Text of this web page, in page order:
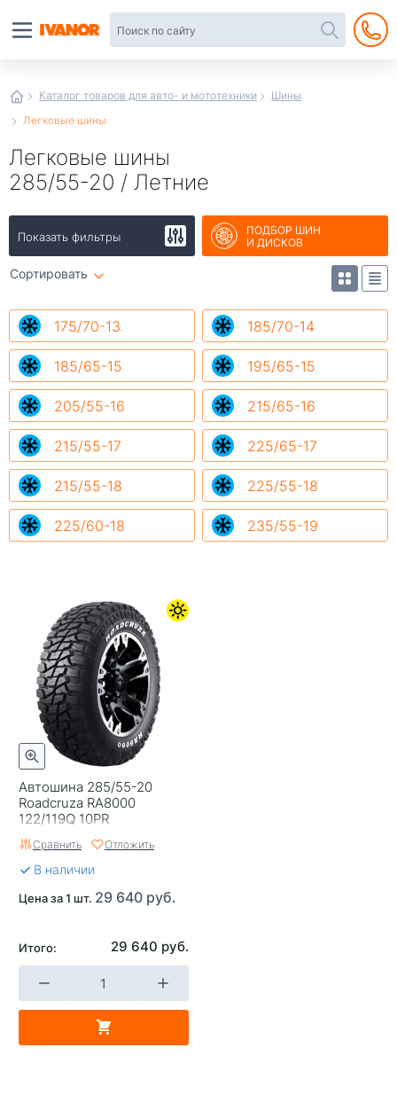
Каталог товаров для авто- и мототехники
Шины
Легковые шины
Легковые шины
285/55-20 / Летние
Показать фильтры
ПОДБОР ШИН
И ДИСКОВ
Сортировать
175/70-13 185/70-14
185/65-15 195/65-15
205/55-16 215/65-16
215/55-17 225/65-17
215/55-18 225/55-18
225/60-18 235/55-19
Автошина 285/55-20
Roadcruza RA8000
122/119Q 10PR
Сравнить Отложить
В наличии
Цена за 1 шт. 29 640 руб.
Итого: 29 640 руб.
интернет-